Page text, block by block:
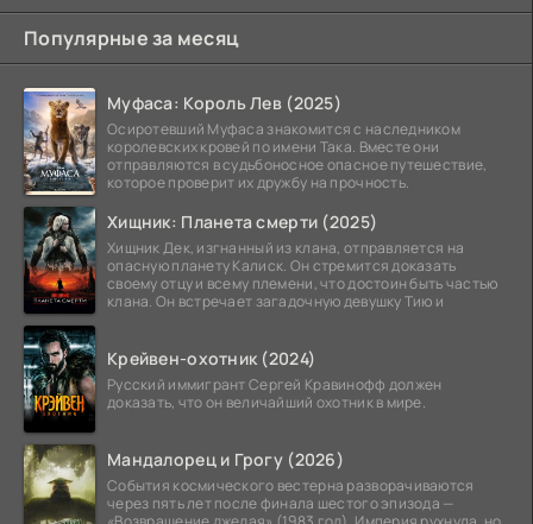
Популярные за месяц
Муфаса: Король Лев (2025)
Осиротевший Муфаса знакомится с наследником
королевских кровей по имени Така. Вместе они
отправляются в судьбоносное опасное путешествие,
которое проверит их дружбу на прочность.
Хищник: Планета смерти (2025)
Хищник Дек, изгнанный из клана, отправляется на
опасную планету Калиск. Он стремится доказать
своему отцу и всему племени, что достоин быть частью
клана. Он встречает загадочную девушку Тию и
Крейвен-охотник (2024)
Русский иммигрант Сергей Кравинофф должен
доказать, что он величайший охотник в мире.
Мандалорец и Грогу (2026)
События космического вестерна разворачиваются
через пять лет после финала шестого эпизода —